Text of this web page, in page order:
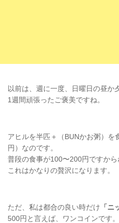
以前は、週に一度、日曜日の昼か
1週間頑張ったご褒美ですね。
アヒルを半匹＋（BUNかお粥）
円）なのです。
普段の食事が100〜200円ですから
これはかなりの贅沢になります。
ただ、私は都合の良い時だけ 「ニ
500円と言えば、ワンコインです。